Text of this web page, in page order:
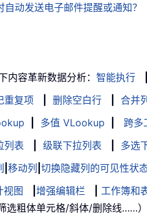
动发送电子邮件提醒或通知？
内容革新数据分析： 智能执行
重复项 删除空白行 合并
多值 VLookup 跨多
列表 级联下拉列表 多选
移动列 切换隐藏列的可见性状
视图 增强编辑栏 工作簿和
筛选粗体单元格/斜体/删除线……